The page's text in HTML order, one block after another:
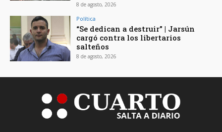
8 de agosto, 2026
Política
“Se dedican a destruir” | Jarsún
cargó contra los libertarios
salteños
8 de agosto, 2026